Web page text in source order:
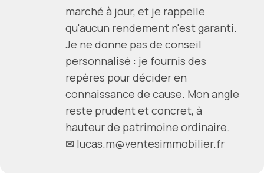
marché à jour, et je rappelle
qu'aucun rendement n'est garanti.
Je ne donne pas de conseil
personnalisé : je fournis des
repères pour décider en
connaissance de cause. Mon angle
reste prudent et concret, à
hauteur de patrimoine ordinaire.
✉ lucas.m@ventesimmobilier.fr